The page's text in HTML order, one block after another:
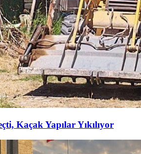
Kaçak Yapılar Yıkılıyor